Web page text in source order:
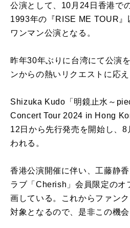
公演として、10月24日香港で
1993年の『RISE ME TOUR』
ワンマン公演となる。
昨年30年ぶりに台湾にて公演
ンからの熱いリクエストに応え
Shizuka Kudo「明鏡止水～
Concert Tour 2024 in Hong
12日から先行発売を開始し、
われる。
香港公演開催に伴い、工藤静
ラブ「Cherish」会員限定のオ
画している。これからファン
対象となるので、是非この機会